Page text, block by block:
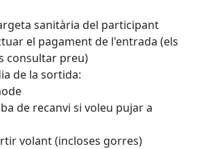
sanitària del participant
el pagament de l'entrada (els
consultar preu)
de la sortida:
de recanvi si voleu pujar a
volant (incloses gorres)